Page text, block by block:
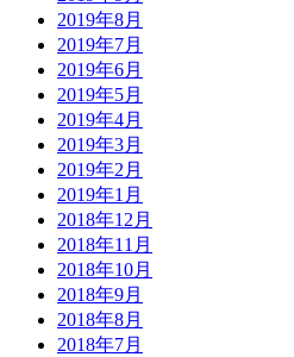
2019年8月
2019年7月
2019年6月
2019年5月
2019年4月
2019年3月
2019年2月
2019年1月
2018年12月
2018年11月
2018年10月
2018年9月
2018年8月
2018年7月